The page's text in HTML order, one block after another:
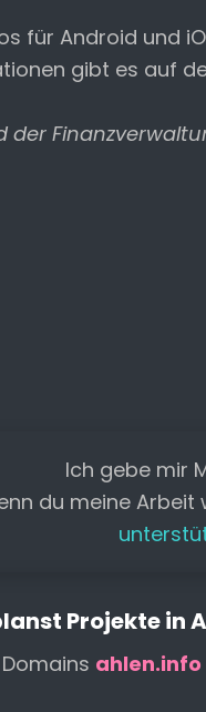
für Android und
gibt es auf
der
Ich gebe mir
du meine
Projekte in
Domains ahlen.info